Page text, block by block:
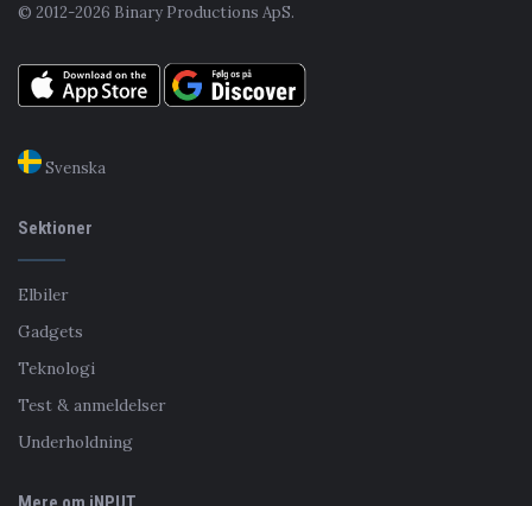
© 2012-2026 Binary Productions ApS.
Svenska
Sektioner
Elbiler
Gadgets
Teknologi
Test & anmeldelser
Underholdning